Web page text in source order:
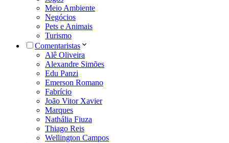
Meio Ambiente
Negócios
Pets e Animais
Turismo
Comentaristas
Alê Oliveira
Alexandre Simões
Edu Panzi
Emerson Romano
Fabrício
João Vitor Xavier
Marques
Nathália Fiuza
Thiago Reis
Wellington Campos